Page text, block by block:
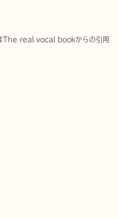
The real vocal bookからの引用